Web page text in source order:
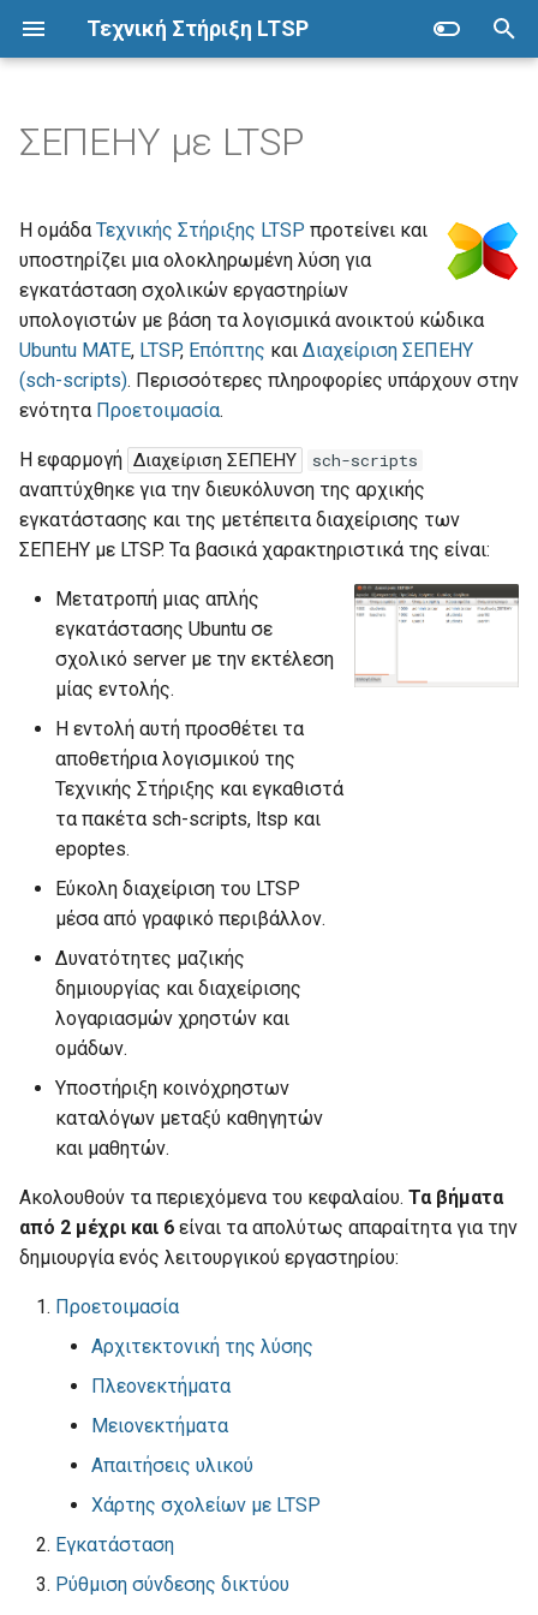
Τεχνική Στήριξη LTSP
τ
ρ
ο
λ
γ
ή
σ
η
α
Ubuntu
Λήψη
Live USB
Εγκατάσταση
Αποθετήρια λογισμικού
Εγκατάσταση λογισμικού
Προετοιμασία
Αρχιτεκτονική
Πλεονεκτήματα
Μειονεκτήματα
Προδιαγραφές
Χάρτης
Προχωρημένα
Δικαιώματα καταλόγων
Εκτέλεση εντολών
Εκτυπωτές
Πολλά εργαστήρια
Σαρωτές
Συντήρηση
Δημιουργία swap partition
στα clients
Επόπτης
Εγκατάσταση
Βασικές λειτουργίες
Ομάδες
Μέτρηση ταχύτητας δικτύου
Εκτέλεση από LTSP client
Συλλογή οδηγών
Alice
App Inventor
Arduino
Bonding
GameMaker
GParted
Java
LAMP server
Multiseat
phpMyAdmin
sch-webapp-launcher
Ubuntu με UEFI Windows
win32-loader
Αναβάθμιση σε νέο Ubuntu
Ανακατεύθυνση σε νέα
ιστοσελίδα
Απαγόρευση ιστοχώρων
ΣΕΠΕΗΥ (Κτηματολόγιο)
Αποκλεισμός διαφημίσεων
Απομακρυσμένη πρόσβαση
Διαδραστικοί
ΣΕΠΕΗΥ με LTSP
Η ομάδα Τεχνικής Στήριξης LTSP προτείνει και
υποστηρίζει μια ολοκληρωμένη λύση για
εγκατάσταση σχολικών εργαστηρίων
υπολογιστών με βάση τα λογισμικά ανοικτού κώδικα
Ubuntu MATE, LTSP, Επόπτης και Διαχείριση ΣΕΠΕΗΥ
(sch-scripts). Περισσότερες πληροφορίες υπάρχουν στην
ενότητα Προετοιμασία.
Η εφαρμογή Διαχείριση ΣΕΠΕΗΥ sch-scripts
αναπτύχθηκε για την διευκόλυνση της αρχικής
εγκατάστασης και της μετέπειτα διαχείρισης των
ΣΕΠΕΗΥ με LTSP. Τα βασικά χαρακτηριστικά της είναι:
Μετατροπή μιας απλής
εγκατάστασης Ubuntu σε
σχολικό server με την εκτέλεση
μίας εντολής.
Η εντολή αυτή προσθέτει τα
αποθετήρια λογισμικού της
Τεχνικής Στήριξης και εγκαθιστά
τα πακέτα sch-scripts, ltsp και
epoptes.
Εύκολη διαχείριση του LTSP
μέσα από γραφικό περιβάλλον.
Δυνατότητες μαζικής
δημιουργίας και διαχείρισης
λογαριασμών χρηστών και
ομάδων.
Υποστήριξη κοινόχρηστων
καταλόγων μεταξύ καθηγητών
και μαθητών.
Ακολουθούν τα περιεχόμενα του κεφαλαίου. Τα βήματα
από 2 μέχρι και 6 είναι τα απολύτως απαραίτητα για την
δημιουργία ενός λειτουργικού εργαστηρίου:
Προετοιμασία
Αρχιτεκτονική της λύσης
Πλεονεκτήματα
Μειονεκτήματα
Απαιτήσεις υλικού
Χάρτης σχολείων με LTSP
Εγκατάσταση
Ρύθμιση σύνδεσης δικτύου